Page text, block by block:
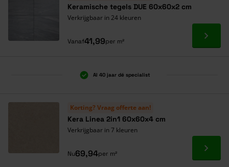
Keramische tegels DUE 60x60x2 cm
Verkrijgbaar in 24 kleuren
Vanaf41,99per m² Ga
Al 40 jaar dé specialist
Korting? Vraag offerte aan!
Kera Linea 2in1 60x60x4 cm
Verkrijgbaar in 7 kleuren
Nu69,94per m² Ga